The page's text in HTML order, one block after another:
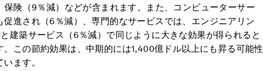
保険（9％減）などが含まれます。また、コンピューターサー
促進され（6％減）、専門的なサービスでは、エンジニアリン
建築サービス（6％減）で同じように大きな効果が得られると
。この節約効果は、中期的には1,400億ドル以上にも昇る可能性
ます。